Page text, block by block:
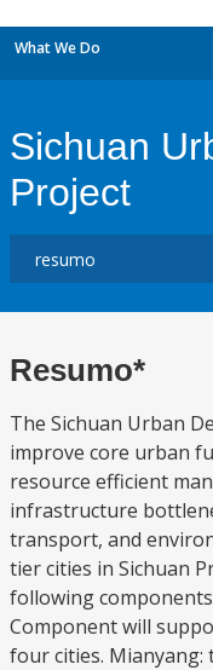
What We Do
Sichuan
Project
Resumo*
The Sichuan Urban
improve core urban
resource efficient
infrastructure
transport, and
tier cities in Sichuan
following
Component will
four cities. Mianyang: